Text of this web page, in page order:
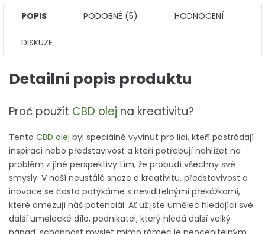
POPIS PODOBNÉ (5) HODNOCENÍ
DISKUZE
Detailní popis produktu
Proč použít CBD olej na kreativitu?
Tento CBD olej byl speciálně vyvinut pro lidi, kteří postrádají
inspiraci nebo představivost a kteří potřebují nahlížet na
problém z jíné perspektivy tím, že probudí všechny své
smysly. V naší neustálé snaze o kreativitu, představivost a
inovace se často potýkáme s neviditelnými překážkami,
které omezují náš potenciál. Ať už jste umělec hledající své
další umělecké dílo, podnikatel, který hledá další velký